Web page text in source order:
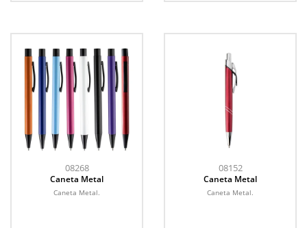
08268
Caneta Metal
Caneta Metal.
08152
Caneta Metal
Caneta Metal.